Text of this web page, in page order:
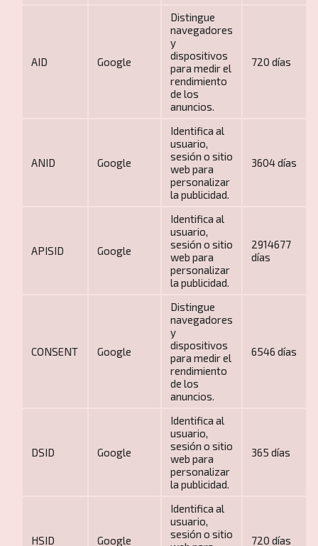
Grandes viajes por el mundo
Viajes desde Castilla y León
Viajes en crucero
AID Google
Distingue
navegadores
y
dispositivos
para medir el
rendimiento
de los
anuncios.
720 días
ANID Google
Identifica al
usuario,
sesión o sitio
web para
personalizar
la publicidad.
3604 días
APISID Google
Identifica al
usuario,
sesión o sitio
web para
personalizar
la publicidad.
2914677
días
CONSENT Google
Distingue
navegadores
y
dispositivos
para medir el
rendimiento
de los
anuncios.
6546 días
DSID Google
Identifica al
usuario,
sesión o sitio
web para
personalizar
la publicidad.
365 días
HSID Google
Identifica al
usuario,
sesión o sitio
720 días